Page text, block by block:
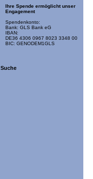
Ihre Spende ermöglicht unser
Engagement
Spendenkonto:
Bank: GLS Bank eG
IBAN:
DE36 4306 0967 8023 3348 00
BIC: GENODEM1GLS
Suche